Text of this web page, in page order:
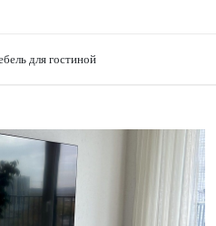
для гостиной